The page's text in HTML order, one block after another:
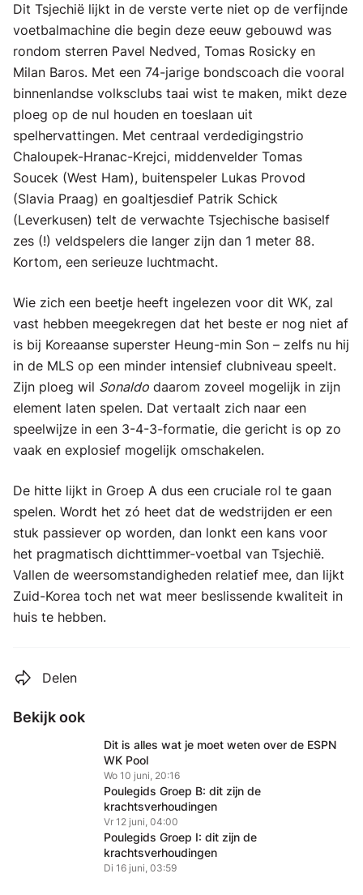
Dit Tsjechië lijkt in de verste verte niet op de verfijnde
voetbalmachine die begin deze eeuw gebouwd was
rondom sterren Pavel Nedved, Tomas Rosicky en
Milan Baros. Met een 74-jarige bondscoach die vooral
binnenlandse volksclubs taai wist te maken, mikt deze
ploeg op de nul houden en toeslaan uit
spelhervattingen. Met centraal verdedigingstrio
Chaloupek-Hranac-Krejci, middenvelder Tomas
Soucek (West Ham), buitenspeler Lukas Provod
(Slavia Praag) en goaltjesdief Patrik Schick
(Leverkusen) telt de verwachte Tsjechische basiself
zes (!) veldspelers die langer zijn dan 1 meter 88.
Kortom, een serieuze luchtmacht.
Wie zich een beetje heeft ingelezen voor dit WK, zal
vast hebben meegekregen dat het beste er nog niet af
is bij Koreaanse superster Heung-min Son – zelfs nu hij
in de MLS op een minder intensief clubniveau speelt.
Zijn ploeg wil Sonaldo daarom zoveel mogelijk in zijn
element laten spelen. Dat vertaalt zich naar een
speelwijze in een 3-4-3-formatie, die gericht is op zo
vaak en explosief mogelijk omschakelen.
De hitte lijkt in Groep A dus een cruciale rol te gaan
spelen. Wordt het zó heet dat de wedstrijden er een
stuk passiever op worden, dan lonkt een kans voor
het pragmatisch dichttimmer-voetbal van Tsjechië.
Vallen de weersomstandigheden relatief mee, dan lijkt
Zuid-Korea toch net wat meer beslissende kwaliteit in
huis te hebben.
Delen
Bekijk ook
Dit is alles wat je moet weten over de ESPN
WK Pool
Wo 10 juni, 20:16
Poulegids Groep B: dit zijn de
krachtsverhoudingen
Vr 12 juni, 04:00
Poulegids Groep I: dit zijn de
krachtsverhoudingen
Di 16 juni, 03:59